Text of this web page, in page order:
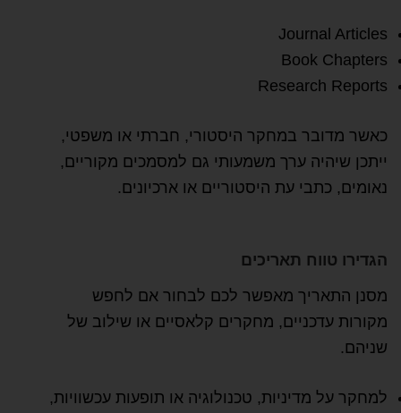
Journal Articles
Book Chapters
Research Reports
כאשר מדובר במחקר היסטורי, חברתי או משפטי,
ייתכן שיהיה ערך משמעותי גם למסמכים מקוריים,
נאומים, כתבי עת היסטוריים או ארכיונים.
הגדירו טווח תאריכים
מסנן התאריך מאפשר לכם לבחור אם לחפש
מקורות עדכניים, מחקרים קלאסיים או שילוב של
שניהם.
למחקר על מדיניות, טכנולוגיה או תופעות עכשוויות,